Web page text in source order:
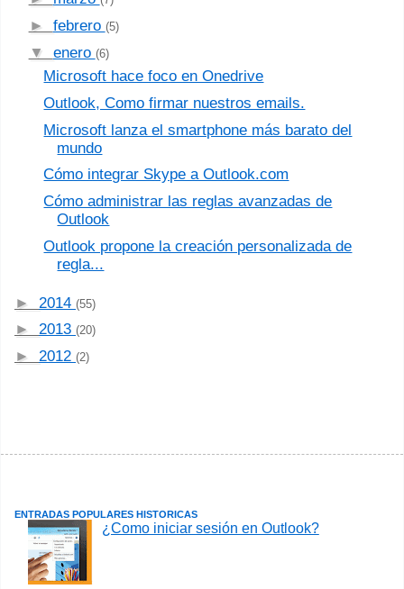
► febrero (5)
▼ enero (6)
Microsoft hace foco en Onedrive
Outlook, Como firmar nuestros emails.
Microsoft lanza el smartphone más barato del
mundo
Cómo integrar Skype a Outlook.com
Cómo administrar las reglas avanzadas de
Outlook
Outlook propone la creación personalizada de
regla...
► 2014 (55)
► 2013 (20)
► 2012 (2)
ENTRADAS POPULARES HISTORICAS
¿Como iniciar sesión en Outlook?